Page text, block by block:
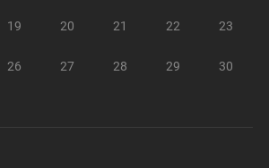
19 20 21 22 23
26 27 28 29 30